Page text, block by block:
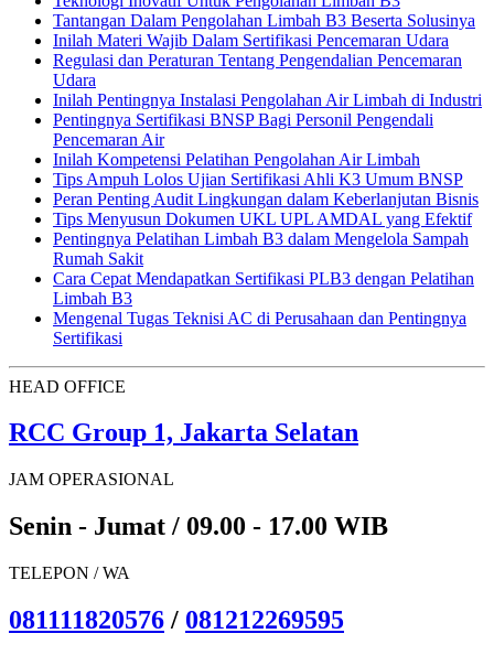
Tantangan Dalam Pengolahan Limbah B3 Beserta Solusinya
Inilah Materi Wajib Dalam Sertifikasi Pencemaran Udara
Regulasi dan Peraturan Tentang Pengendalian Pencemaran
Udara
Inilah Pentingnya Instalasi Pengolahan Air Limbah di Industri
Pentingnya Sertifikasi BNSP Bagi Personil Pengendali
Pencemaran Air
Inilah Kompetensi Pelatihan Pengolahan Air Limbah
Tips Ampuh Lolos Ujian Sertifikasi Ahli K3 Umum BNSP
Peran Penting Audit Lingkungan dalam Keberlanjutan Bisnis
Tips Menyusun Dokumen UKL UPL AMDAL yang Efektif
Pentingnya Pelatihan Limbah B3 dalam Mengelola Sampah
Rumah Sakit
Cara Cepat Mendapatkan Sertifikasi PLB3 dengan Pelatihan
Limbah B3
Mengenal Tugas Teknisi AC di Perusahaan dan Pentingnya
Sertifikasi
HEAD OFFICE
RCC Group 1, Jakarta Selatan
JAM OPERASIONAL
Senin - Jumat / 09.00 - 17.00 WIB
TELEPON / WA
081111820576 / 081212269595